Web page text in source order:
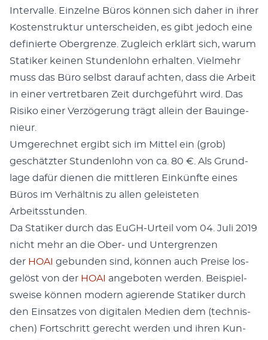
Inter­valle. Einzelne Büros kön­nen sich daher in ihrer
Kosten­struk­tur unter­schei­den, es gibt jedoch eine
definierte Ober­gren­ze. Zugle­ich erk­lärt sich, warum
Sta­tik­er keinen Stun­den­lohn erhal­ten. Vielmehr
muss das Büro selb­st darauf acht­en, dass die Arbeit
in ein­er vertret­baren Zeit durchge­führt wird. Das
Risiko ein­er Verzögerung trägt allein der Bauin­ge­
nieur.
Umgerech­net ergibt sich im Mit­tel ein (grob)
geschätzter Stun­den­lohn von ca. 80 €. Als Grund­
lage dafür dienen die mit­tleren Einkün­fte eines
Büros im Ver­hält­nis zu allen geleis­teten
Arbeitsstun­den.
Da Sta­tik­er durch das EuGH-Urteil vom 04. Juli 2019
nicht mehr an die Ober- und Unter­gren­zen
der HOAI gebun­den sind, kön­nen auch Preise los­
gelöst von der HOAI
ange­boten wer­den. Beispiel­
sweise kön­nen mod­ern agierende Sta­tik­er durch
den Ein­satzes von dig­i­tal­en Medi­en dem (tech­nis­
chen) Fortschritt gerecht wer­den und ihren Kun­